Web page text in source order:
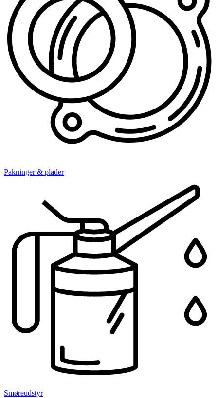
Pakninger & plader
Smøreudstyr